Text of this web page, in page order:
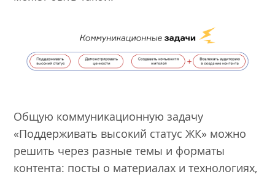
Общую коммуникационную задачу
«Поддерживать высокий статус ЖК» можно
решить через разные темы и форматы
контента: посты о материалах и технологиях,